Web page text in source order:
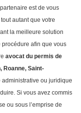
partenaire est de vous
autant que votre
la meilleure solution
procédure afin que vous
avocat du permis de
Roanne, Saint-
ou juridique
Si vous avez commis
ou sous l’emprise de